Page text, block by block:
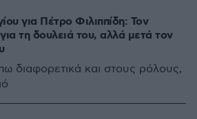
για Πέτρο Φιλιππίδη: Τον
τη δουλειά του, αλλά μετά τον
διαφορετικά και στους ρόλους,